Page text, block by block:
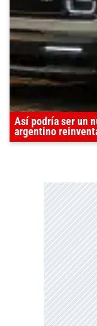
Así podría ser un
argentino